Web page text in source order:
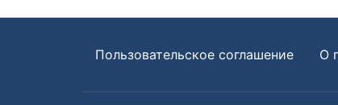
Пользовательское соглашение О